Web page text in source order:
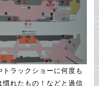
ラックショーに何度も
れたもの！などと過信